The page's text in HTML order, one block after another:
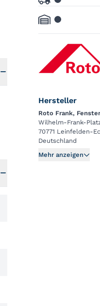
Hersteller
Roto Frank,
Wilhelm-Frank-
70771 Leinfelden-
Deutschland
Mehr anzeigen